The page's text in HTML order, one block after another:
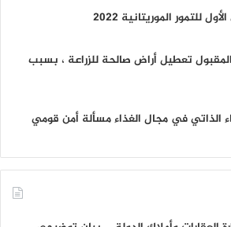
للتمور الموريتانية 2022
تعطيل أراض صالحة للزراعة ، بسبب
الذاتي في مجال الغذاء مسألة أمن قومي